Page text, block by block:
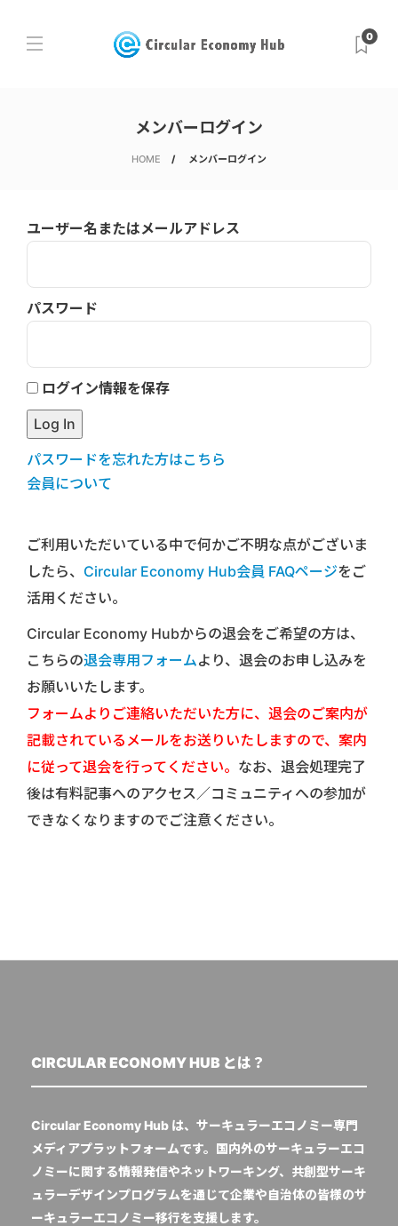
0
メンバーログイン
HOME メンバーログイン
ユーザー名またはメールアドレス
パスワード
ログイン情報を保存
パスワードを忘れた方はこちら
会員について
ご利用いただいている中で何かご不明な点がございま
したら、 Circular Economy Hub会員 FAQページをご
活用ください。
Circular Economy Hubからの退会をご希望の方は、
こちらの退会専用フォームより、退会のお申し込みを
お願いいたします。
フォームよりご連絡いただいた方に、退会のご案内が
記載されているメールをお送りいたしますので、案内
に従って退会を行ってください。 なお、退会処理完了
後は有料記事へのアクセス／コミュニティへの参加が
できなくなりますのでご注意ください。
CIRCULAR ECONOMY HUB とは？
Circular Economy Hub は、サーキュラーエコノミー専門
メディアプラットフォームです。国内外のサーキュラーエコ
ノミーに関する情報発信やネットワーキング、共創型サーキ
ュラーデザインプログラムを通じて企業や自治体の皆様のサ
ーキュラーエコノミー移行を支援します。